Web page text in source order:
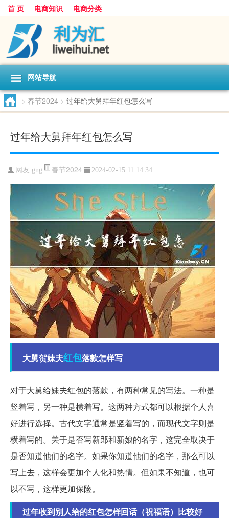
首 页 电商知识 电商分类
网站导航
> 春节2024 > 过年给大舅拜年红包怎么写
过年给大舅拜年红包怎么写
网友:gng 春节2024 2024-02-15 11:14:34
大舅贺妹夫红包落款怎样写
对于大舅给妹夫红包的落款，有两种常见的写法。一种是
竖着写，另一种是横着写。这两种方式都可以根据个人喜
好进行选择。古代文字通常是竖着写的，而现代文字则是
横着写的。关于是否写新郎和新娘的名字，这完全取决于
是否知道他们的名字。如果你知道他们的名字，那么可以
写上去，这样会更加个人化和热情。但如果不知道，也可
以不写，这样更加保险。
过年收到别人给的红包怎样回话（祝福语）比较好